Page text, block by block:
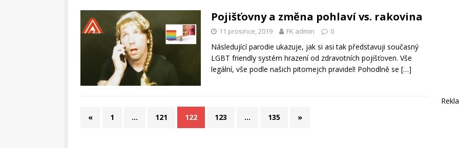
Pojišťovny a změna pohlaví vs. rakovina
11 prosince, 2019 FK admin 0
Následující parodie ukazuje, jak si asi tak představuji současný
LGBT friendly systém hrazení od zdravotních pojišťoven. Vše
legální, vše podle našich pitomejch pravidel! Pohodlně se […]
« 1 … 121 122 123 … 135 »